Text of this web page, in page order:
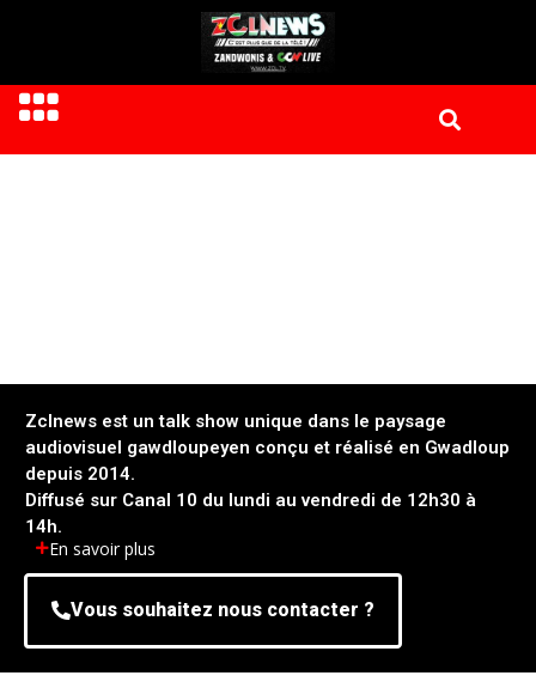
Zclnews est un talk show unique dans le paysage
audiovisuel gawdloupeyen conçu et réalisé en Gwadloup
depuis 2014.
Diffusé sur Canal 10 du lundi au vendredi de 12h30 à
14h.
En savoir plus
Vous souhaitez nous contacter ?